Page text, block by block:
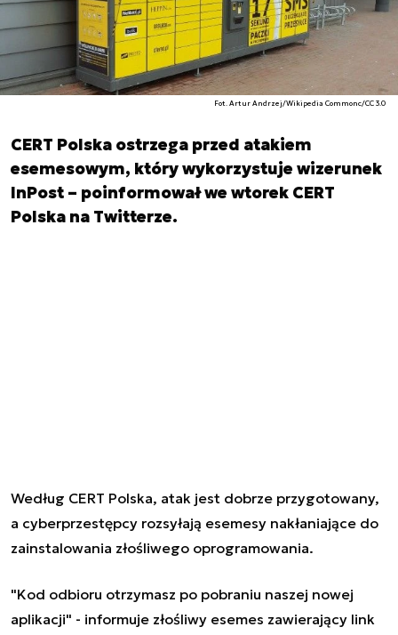
Fot. Artur Andrzej/Wikipedia Commonc/CC 3.0
CERT Polska ostrzega przed atakiem
esemesowym, który wykorzystuje wizerunek
InPost – poinformował we wtorek CERT
Polska na Twitterze.
Według CERT Polska, atak jest dobrze przygotowany,
a cyberprzestępcy rozsyłają esemesy nakłaniające do
zainstalowania złośliwego oprogramowania.
"Kod odbioru otrzymasz po pobraniu naszej nowej
aplikacji" - informuje złośliwy esemes zawierający link